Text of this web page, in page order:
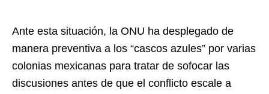
Ante esta situación, la ONU ha desplegado de
manera preventiva a los “cascos azules” por varias
colonias mexicanas para tratar de sofocar las
discusiones antes de que el conflicto escale a